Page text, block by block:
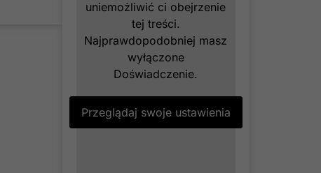
uniemożliwić ci obejrzenie
tej treści.
Najprawdopodobniej masz
wyłączone
Doświadczenie.
Przeglądaj swoje ustawienia